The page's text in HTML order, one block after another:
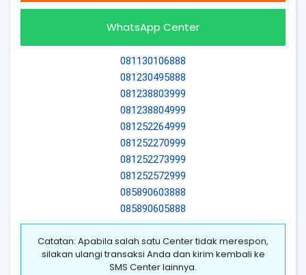
WhatsApp Center
081130106888
081230495888
081238803999
081238804999
081252264999
081252270999
081252273999
081252572999
085890603888
085890605888
Catatan: Apabila salah satu Center tidak merespon,
silakan ulangi transaksi Anda dan kirim kembali ke
SMS Center lainnya.